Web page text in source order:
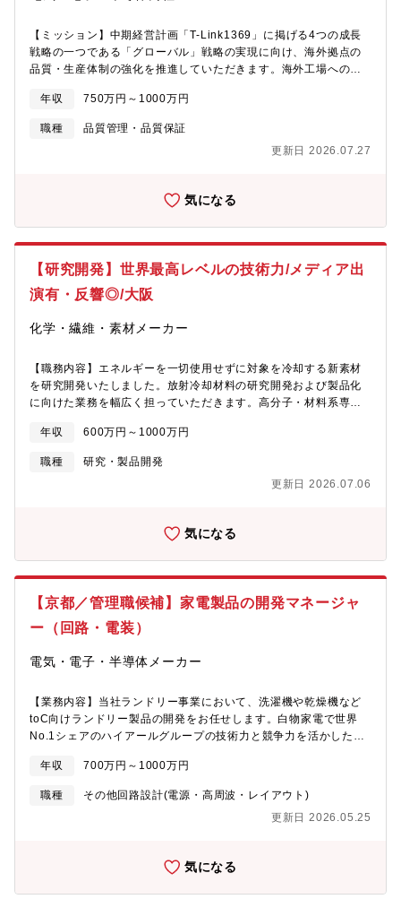
【ミッション】中期経営計画「T-Link1369」に掲げる4つの成長
戦略の一つである「グローバル」戦略の実現に向け、海外拠点の
品質・生産体制の強化を推進していただきます。海外工場への監
内外で統一された高品質なモノづくり体制構築し、グローバル事
業のさらなる成長を支えることがミッションです。【職務内容】
顧客に対する品質保証、海外(主にアジア)調達先に対する品質管
理、グリーン調達支援、 契約書関係の確認と雛型作成、輸出管理
ーに商品供給する際に、国内・アジアローカルメーカーに対して
ISO9001に準拠した指導 ・納入電子部品の化学物質含有データを
成など ※ 東証プライム上場の優良技術商社にて、裁量権を持って
ご活躍いただくことができます。【募集背景】中期経営計画「T-
め、海外工場の品質・生産体制の強化を担う組織体制の増強を進
務です。グローバル品質体制の構築を主導し、海外拠点と連携し
ながら部門をリードしていただける方をお迎えしたいと考えてい
ます。【組織構成】技術本部 品質保証部（２名）技術本部長兼
品質保証部長 1名品質保証部課長 1名【働き方】■平均残業時
の有給取得可能■有給は入社時に即日付与（入社月により付与日数
の変動あり）■時短勤務制度：お子様が小学校3年生を修了するま
う人間尊重の経営理念を 貫いてきました。 その結果、脈々と受け
す。 例えば、毎年社員の家族やOBまで招待し開催している「クリ
スマスパーティ」などの 社内イベントや、各種のクラブ活動での
懇親など、仕事以外のコミュニケーションも 非常に大切にし、お
互いが絆を深め合おうという文化が社内に浸透しています。■40年
間続くオープンでフェアな利益分配制度「会社の利益はみんなの
ひとりの努力なしには成り立ちません。だからこそ、社員全員に
います。 自らの成果が会社の成長に直結し、また自らに還元され
る。こんな「オープンな経営 スタイル」を40年前から確立してき
た風土があるからこそ、社員が自然とやる気になり、 モチベーシ
年収 750万円～1000万円
職種
品質管理・品質保証
更新日 2026.07.27
気になる
【研究開発】世界最高レベルの技術力/メディア出
演有・反響◎/大阪
化学・繊維・素材メーカー
【職務内容】エネルギーを一切使用せずに対象を冷却する新素材
を研究開発いたしました。放射冷却材料の研究開発および製品化
に向けた業務を幅広く担っていただきます。高分子・材料系専攻
■量産化に向けた製造技術の開発、協力メーカーとの技術折衝■学
術機関との共同研究・技術連携■品質管理・品質保証体制の構築支
援■営業・顧客向け技術説明やテクニカルサポート対応 など【メ
ッセージ】https://spacecool.jp/about/message/ 【強み】大阪ガ
れました。【配属先情報】テクニカル本部：イノベーション創出
の加速を目指してまいります。7名(うち6名が研究開発を兼任して
研究院 野田 進 特別教授（フォトニック結晶研究の第一人者、ノ
ーベル賞候補者）【入社後教育】製品について学んで頂き、開発
希少価値の高い放射冷却素材を扱っており、そのレベルも世界
すること】今後本格的なグローバル展開を考えており、海外との
やりとり可能性が非常に高いポジションです。ネイティブレベル
でなくて問題ないですが、文法がでたらめでもやりとりができる
程度の英語力を歓迎。
年収 600万円～1000万円
職種
研究・製品開発
更新日 2026.07.06
気になる
【京都／管理職候補】家電製品の開発マネージャ
ー（回路・電装）
電気・電子・半導体メーカー
【業務内容】当社ランドリー事業において、洗濯機や乾燥機など
toC向けランドリー製品の開発をお任せします。白物家電で世界
No.1シェアのハイアールグループの技術力と競争力を活かした開
ハウの蓄積や標準化、業務効率の向上にも貢献いただきます。■回
路設計■PCB設計（図研CR5000、AltiumDesigner等）■電気・電
子部品の選定と評価、製品の各種評価■ソフトウエア開発・評価■
開発商品（現行機種も含む）のコストダウンと市場品質改善■電装
な開発を進めていきます。「AQUA」は日本の住環境に向けた製
年収 700万円～1000万円
職種
その他回路設計(電源・高周波・レイアウト)
更新日 2026.05.25
気になる